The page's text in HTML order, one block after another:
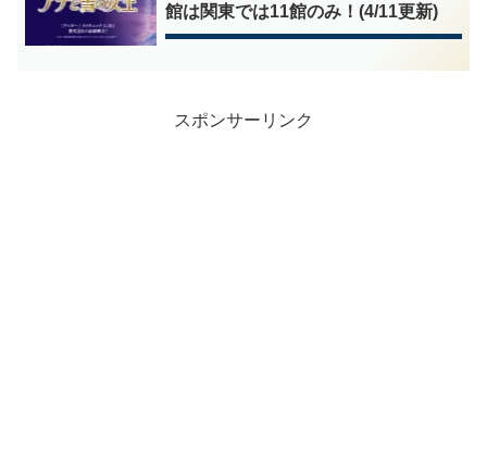
館は関東では11館のみ！(4/11更新)
スポンサーリンク